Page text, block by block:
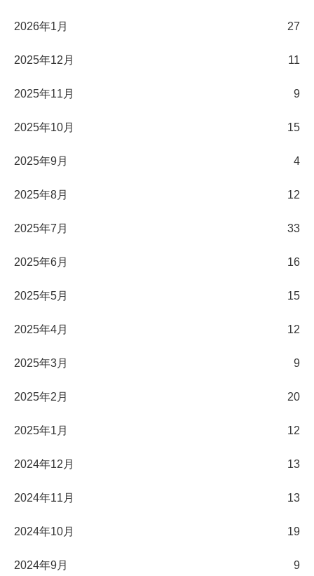
2026年1月 27
2025年12月 11
2025年11月 9
2025年10月 15
2025年9月 4
2025年8月 12
2025年7月 33
2025年6月 16
2025年5月 15
2025年4月 12
2025年3月 9
2025年2月 20
2025年1月 12
2024年12月 13
2024年11月 13
2024年10月 19
2024年9月 9